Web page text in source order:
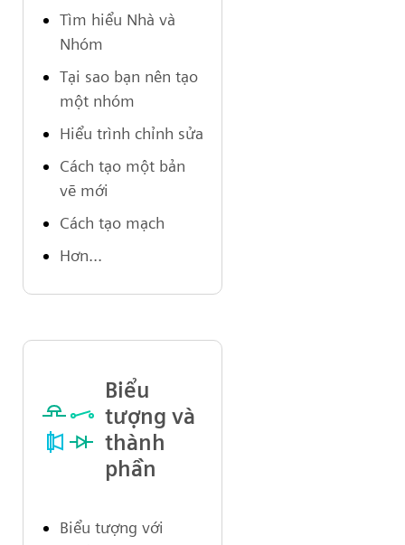
Tìm hiểu Nhà và
Nhóm
Tại sao bạn nên tạo
một nhóm
Hiểu trình chỉnh sửa
Cách tạo một bản
vẽ mới
Cách tạo mạch
Hơn...
Biểu
tượng và
thành
phần
Biểu tượng với